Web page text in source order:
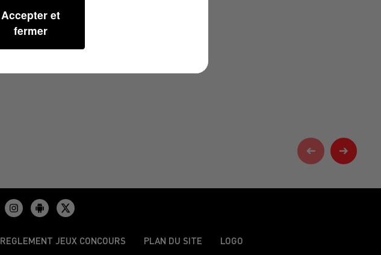
REGLEMENT JEUX CONCOURS PLAN DU SITE LOGO
Accepter et
fermer